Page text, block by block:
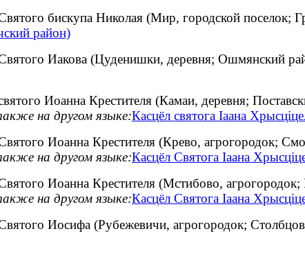
бискупа Николая (Мир, городской поселок;
район)
Иакова (Цуденишки, деревня; Ошмянский
Иоанна Крестителя (Камаи, деревня;
на другом языке:Касцёл святога Іаана
Иоанна Крестителя (Крево, агрогородок;
на другом языке:Касцёл Святога Іаана
Иоанна Крестителя (Мстибово,
на другом языке:Касцёл Святога Іаана
Иосифа (Рубежевичи, агрогородок;